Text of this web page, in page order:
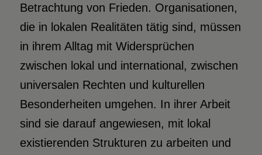
Betrachtung von Frieden. Organisationen,
die in lokalen Realitäten tätig sind, müssen
in ihrem Alltag mit Widersprüchen
zwischen lokal und international, zwischen
universalen Rechten und kulturellen
Besonderheiten umgehen. In ihrer Arbeit
sind sie darauf angewiesen, mit lokal
existierenden Strukturen zu arbeiten und